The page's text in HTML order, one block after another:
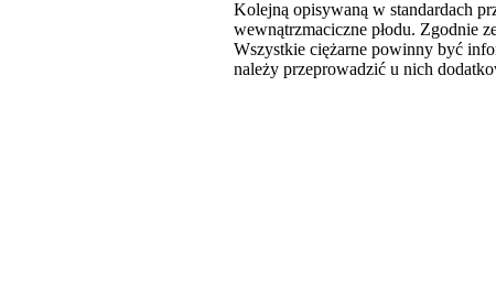
Kolejną opisywaną w standardach
wewnątrzmaciczne płodu. Zgodnie
Wszystkie ciężarne powinny być
należy przeprowadzić u nich